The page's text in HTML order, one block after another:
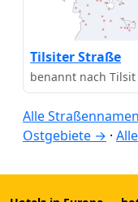
Tilsiter Straße
benannt nach Tilsit
Alle
Ostgebiete → ·